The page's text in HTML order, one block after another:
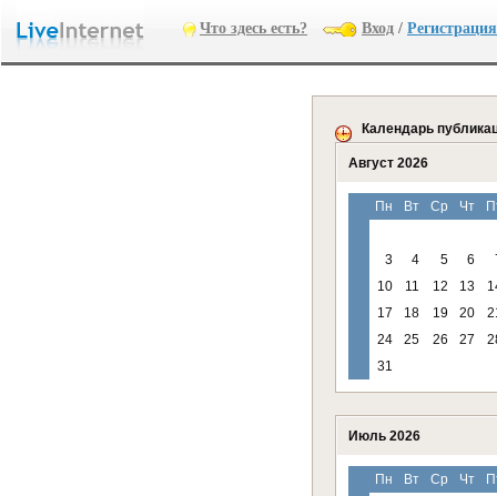
Что здесь есть? Вход / Регистрация
Календарь
Август 2026
Пн Вт Ср Чт
3 4 5 6
10
11 12 13
17
18 19 20
24
25 26 27
31
Июль 2026
Пн Вт Ср Чт